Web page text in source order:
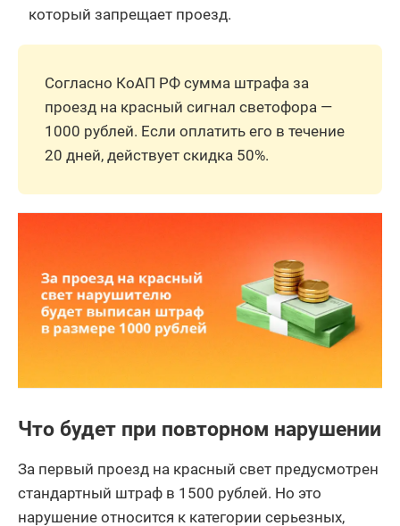
который запрещает проезд.
Согласно КоАП РФ сумма штрафа за
проезд на красный сигнал светофора —
1000 рублей. Если оплатить его в течение
20 дней, действует скидка 50%.
Что будет при повторном нарушении
За первый проезд на красный свет предусмотрен
стандартный штраф в 1500 рублей. Но это
нарушение относится к категории серьезных,